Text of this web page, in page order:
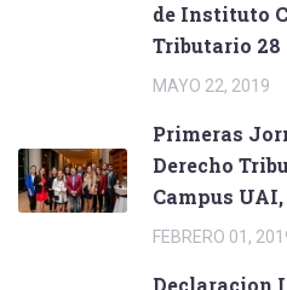
de Instituto
Tributario 28
MAYO 22, 2019
Primeras
Derecho
Campus
FEBRERO 01,
Declaracion